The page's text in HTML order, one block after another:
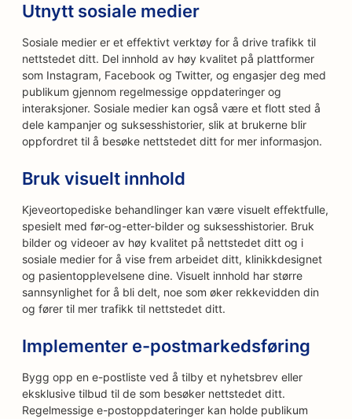
Utnytt sosiale medier
Sosiale medier er et effektivt verktøy for å drive trafikk til
nettstedet ditt. Del innhold av høy kvalitet på plattformer
som Instagram, Facebook og Twitter, og engasjer deg med
publikum gjennom regelmessige oppdateringer og
interaksjoner. Sosiale medier kan også være et flott sted å
dele kampanjer og suksesshistorier, slik at brukerne blir
oppfordret til å besøke nettstedet ditt for mer informasjon.
Bruk visuelt innhold
Kjeveortopediske behandlinger kan være visuelt effektfulle,
spesielt med før-og-etter-bilder og suksesshistorier. Bruk
bilder og videoer av høy kvalitet på nettstedet ditt og i
sosiale medier for å vise frem arbeidet ditt, klinikkdesignet
og pasientopplevelsene dine. Visuelt innhold har større
sannsynlighet for å bli delt, noe som øker rekkevidden din
og fører til mer trafikk til nettstedet ditt.
Implementer e-postmarkedsføring
Bygg opp en e-postliste ved å tilby et nyhetsbrev eller
eksklusive tilbud til de som besøker nettstedet ditt.
Regelmessige e-postoppdateringer kan holde publikum